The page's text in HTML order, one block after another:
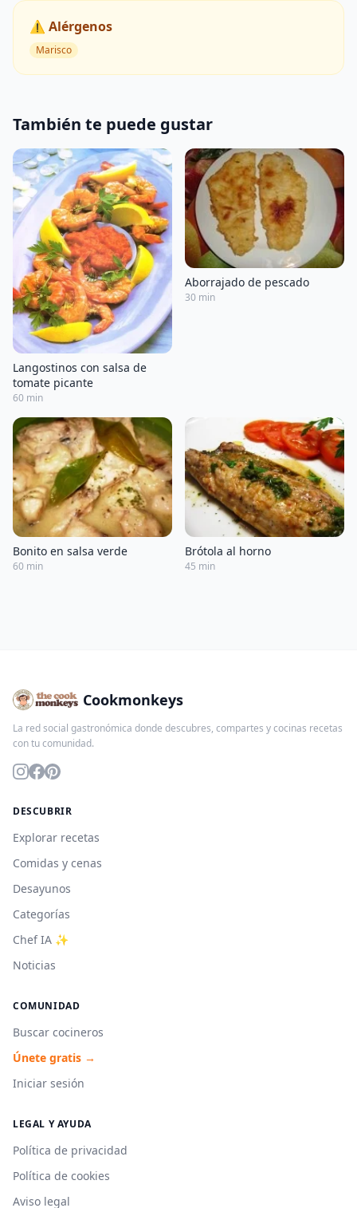
⚠️ Alérgenos
Marisco
También te puede gustar
Langostinos con salsa de
tomate picante
60 min
Aborrajado de pescado
30 min
Bonito en salsa verde
60 min
Brótola al horno
45 min
Cookmonkeys
La red social gastronómica donde descubres, compartes y cocinas recetas
con tu comunidad.
DESCUBRIR
Explorar recetas
Comidas y cenas
Desayunos
Categorías
Chef IA ✨
Noticias
COMUNIDAD
Buscar cocineros
Únete gratis →
Iniciar sesión
LEGAL Y AYUDA
Política de privacidad
Política de cookies
Aviso legal